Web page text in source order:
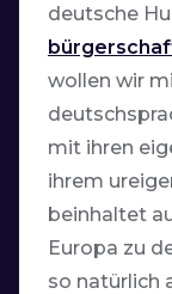
deutsche
wollen wir
mit ihren
ihrem
beinhaltet
Europa zu
so natürlich